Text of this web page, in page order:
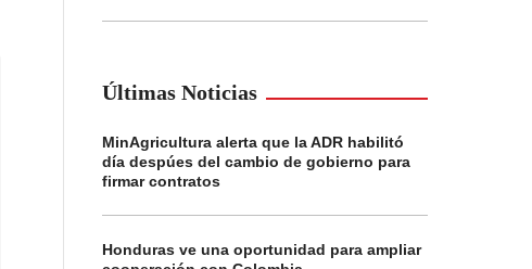
Últimas Noticias
MinAgricultura alerta que la ADR habilitó
día despúes del cambio de gobierno para
firmar contratos
Honduras ve una oportunidad para ampliar